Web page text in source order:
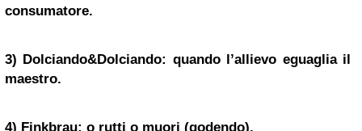
consumatore.
3) Dolciando&Dolciando: quando l’allievo eguaglia il
maestro.
4) Finkbrau: o rutti o muori (godendo).